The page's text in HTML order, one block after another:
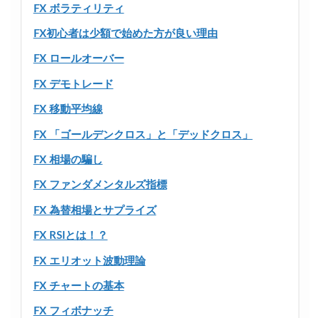
FX ボラティリティ
FX初心者は少額で始めた方が良い理由
FX ロールオーバー
FX デモトレード
FX 移動平均線
FX 「ゴールデンクロス」と「デッドクロス」
FX 相場の騙し
FX ファンダメンタルズ指標
FX 為替相場とサプライズ
FX RSIとは！？
FX エリオット波動理論
FX チャートの基本
FX フィボナッチ